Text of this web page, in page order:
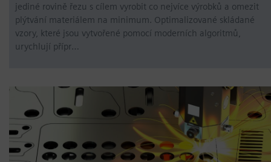
jediné rovině řezu s cílem vyrobit co nejvíce výrobků a omezit
plýtvání materiálem na minimum. Optimalizované skládané
vzory, které jsou vytvořené pomocí moderních algoritmů,
urychlují přípr…